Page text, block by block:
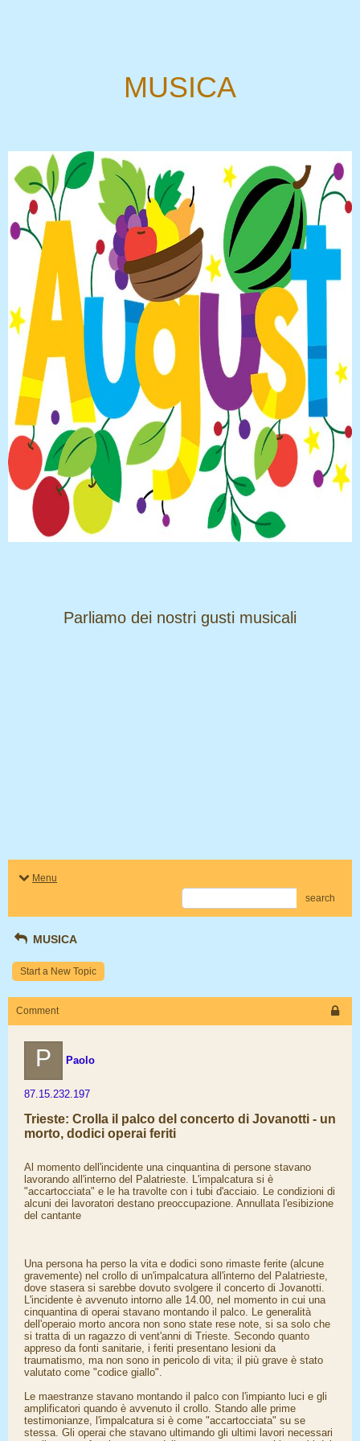
MUSICA
​​​​​​​Parliamo dei nostri gusti musicali
Menu
search
MUSICA
Start a New Topic
Comment
P Paolo
87.15.232.197
Trieste: Crolla il palco del concerto di Jovanotti - un
morto, dodici operai feriti
Al momento dell'incidente una cinquantina di persone stavano
lavorando all'interno del Palatrieste. L'impalcatura si è
"accartocciata" e le ha travolte con i tubi d'acciaio. Le condizioni di
alcuni dei lavoratori destano preoccupazione. Annullata l'esibizione
del cantante
Una persona ha perso la vita e dodici sono rimaste ferite (alcune
gravemente) nel crollo di un'impalcatura all'interno del Palatrieste,
dove stasera si sarebbe dovuto svolgere il concerto di Jovanotti.
L'incidente è avvenuto intorno alle 14.00, nel momento in cui una
cinquantina di operai stavano montando il palco. Le generalità
dell'operaio morto ancora non sono state rese note, si sa solo che
si tratta di un ragazzo di vent'anni di Trieste. Secondo quanto
appreso da fonti sanitarie, i feriti presentano lesioni da
traumatismo, ma non sono in pericolo di vita; il più grave è stato
valutato come "codice giallo".
Le maestranze stavano montando il palco con l'impianto luci e gli
amplificatori quando è avvenuto il crollo. Stando alle prime
testimonianze, l'impalcatura si è come "accartocciata" su se
stessa. Gli operai che stavano ultimando gli ultimi lavori necessari